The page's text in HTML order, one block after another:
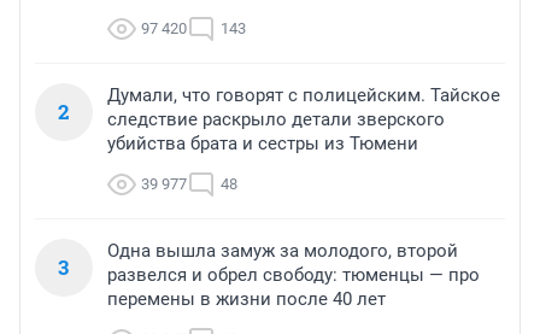
97 420 143
2
Думали, что говорят с полицейским. Тайское
следствие раскрыло детали зверского
убийства брата и сестры из Тюмени
39 977 48
3
Одна вышла замуж за молодого, второй
развелся и обрел свободу: тюменцы — про
перемены в жизни после 40 лет